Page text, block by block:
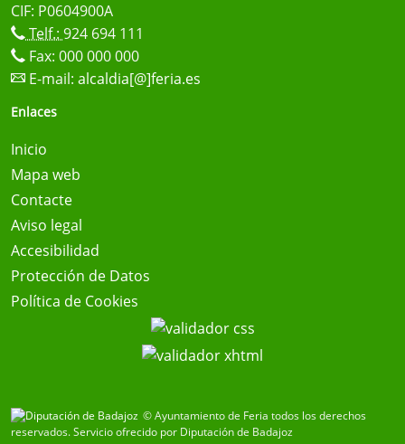
CIF: P0604900A
Telf.: 924 694 111
Fax: 000 000 000
E-mail: alcaldia[@]feria.es
Enlaces
Inicio
Mapa web
Contacte
Aviso legal
Accesibilidad
Protección de Datos
Política de Cookies
© Ayuntamiento de Feria todos los derechos
reservados.Servicio ofrecido por Diputación de Badajoz